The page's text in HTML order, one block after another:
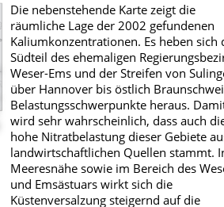
Die nebenstehende Karte zeigt die
räumliche Lage der 2002 gefundenen
Kaliumkonzentrationen. Es heben sich
Südteil des ehemaligen
Weser-Ems und der Streifen von
über Hannover bis östlich
Belastungsschwerpunkte heraus.
wird sehr wahrscheinlich, dass auch
hohe Nitratbelastung dieser Gebiete
landwirtschaftlichen Quellen stammt.
Meeresnähe sowie im Bereich des
und Emsästuars wirkt sich die
Küstenversalzung steigernd auf die